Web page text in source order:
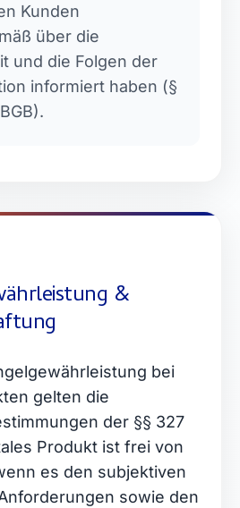
Kunden
über die
und die Folgen der
informiert haben (§
&
bei
gelten die
der §§ 327
Produkt ist frei von
es den subjektiven
sowie den